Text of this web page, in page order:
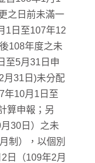
之日前未滿一
1日至107年12
108年度之未
至5月31日申
月31日)未分配
年10月1日至
算申報；另
30日）之未
制），以個別
日（109年2月